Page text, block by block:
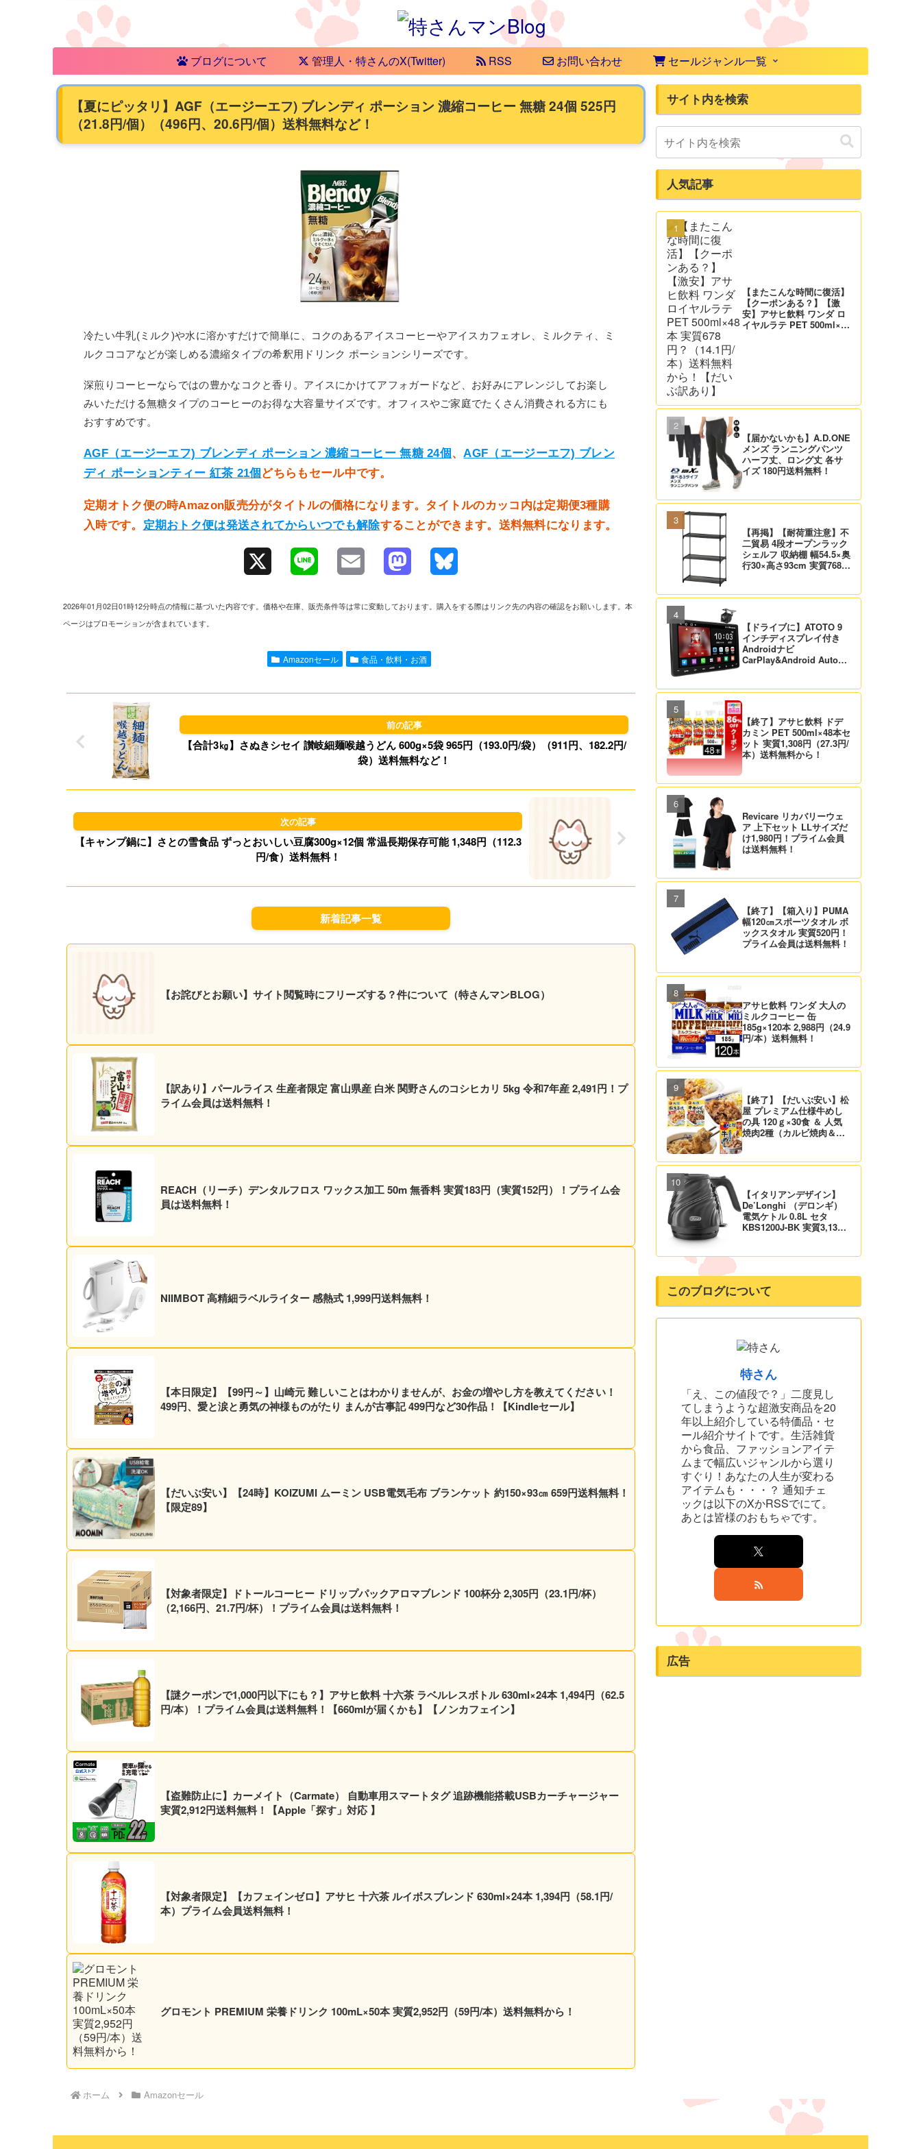
ブログについて 管理人・特さんのX(Twitter) RSS お問い合わせ セールジャンル一覧
【夏にピッタリ】AGF（エージーエフ) ブレンディ ポーション 濃縮コーヒー 無糖 24個 525円
（21.8円/個）（496円、20.6円/個）送料無料など！
冷たい牛乳(ミルク)や水に溶かすだけで簡単に、コクのあるアイスコーヒーやアイスカフェオレ、ミルクティ、ミ
ルクココアなどが楽しめる濃縮タイプの希釈用ドリンク ポーションシリーズです。
深煎りコーヒーならではの豊かなコクと香り。アイスにかけてアフォガードなど、お好みにアレンジしてお楽し
みいただける無糖タイプのコーヒーのお得な大容量サイズです。オフィスやご家庭でたくさん消費される方にも
おすすめです。
AGF（エージーエフ) ブレンディ ポーション 濃縮コーヒー 無糖 24個、 AGF（エージーエフ) ブレン
ディ ポーションティー 紅茶 21個 どちらもセール中です。
定期オトク便の時Amazon販売分がタイトルの価格になります。タイトルのカッコ内は定期便3種購
入時です。 定期おトク便は発送されてからいつでも解除することができます。送料無料になります。
l o
o
n
2026年01月02日01時12分時点の情報に基づいた内容です。価格や在庫、販売条件等は常に変動しております。購入をする際はリンク先の内容の確認をお願いします。本
ページはプロモーションが含まれています。
Amazonセール 食品・飲料・お酒
【合計3㎏】さぬきシセイ 讃岐細麺喉越うどん 600g×5袋 965円（193.0円/袋）（911円、182.2円/
袋）送料無料など！
【キャンプ鍋に】さとの雪食品 ずっとおいしい豆腐300g×12個 常温長期保存可能 1,348円（112.3
円/食）送料無料！
新着記事一覧
【お詫びとお願い】サイト閲覧時にフリーズする？件について（特さんマンBLOG）
【訳あり】パールライス 生産者限定 富山県産 白米 関野さんのコシヒカリ 5kg 令和7年産 2,491円！プ
ライム会員は送料無料！
REACH（リーチ）デンタルフロス ワックス加工 50m 無香料 実質183円（実質152円）！プライム会
員は送料無料！
NIIMBOT 高精細ラベルライター 感熱式 1,999円送料無料！
【本日限定】【99円～】山崎元 難しいことはわかりませんが、お金の増やし方を教えてください！
499円、愛と涙と勇気の神様ものがたり まんが古事記 499円など30作品！【Kindleセール】
【だいぶ安い】【24時】KOIZUMI ムーミン USB電気毛布 ブランケット 約150×93㎝ 659円送料無料！
【限定89】
【対象者限定】ドトールコーヒー ドリップパックアロマブレンド 100杯分 2,305円（23.1円/杯）
（2,166円、21.7円/杯）！プライム会員は送料無料！
【謎クーポンで1,000円以下にも？】アサヒ飲料 十六茶 ラベルレスボトル 630ml×24本 1,494円（62.5
円/本）！プライム会員は送料無料！【660mlが届くかも】【ノンカフェイン】
【盗難防止に】カーメイト（Carmate） 自動車用スマートタグ 追跡機能搭載USBカーチャージャー
実質2,912円送料無料！【Apple「探す」対応 】
【対象者限定】【カフェインゼロ】アサヒ 十六茶 ルイボスブレンド 630ml×24本 1,394円（58.1円/
本）プライム会員送料無料！
グロモント PREMIUM 栄養ドリンク 100mL×50本 実質2,952円（59円/本）送料無料から！
ホーム Amazonセール
サイト内を検索
人気記事
【またこんな時間に復活】
【クーポンある？】【激
安】アサヒ飲料 ワンダ ロ
イヤルラテ PET 500ml×48
【届かないかも】A.D.ONE
メンズ ランニングパンツ
ハーフ丈、ロング丈 各サ
イズ 180円送料無料！
【再掲】【耐荷重注意】不
二貿易 4段オープンラック
シェルフ 収納棚 幅54.5×奥
行30×高さ93cm 実質768
【ドライブに】ATOTO 9
インチディスプレイ付き
Androidナビ
CarPlay&Android Auto対
【終了】アサヒ飲料 ドデ
カミン PET 500ml×48本セ
ット 実質1,308円（27.3円/
本）送料無料から！
Revicare リカバリーウェ
ア 上下セット LLサイズだ
け1,980円！プライム会員
は送料無料！
【終了】【箱入り】PUMA
幅120㎝スポーツタオル ボ
ックスタオル 実質520円！
プライム会員は送料無料！
アサヒ飲料 ワンダ 大人の
ミルクコーヒー 缶
185g×120本 2,988円（24.9
円/本）送料無料！
【終了】【だいぶ安い】松
屋 プレミアム仕様牛めし
の具 120ｇ×30食 ＆ 人気
焼肉2種（カルビ焼肉＆生
料！
【イタリアンデザイン】
De’Longhi （デロンギ）
電気ケトル 0.8L セタ
KBS1200J-BK 実質3,132
このブログについて
特さん
「え、この値段で？」二度見し
てしまうような超激安商品を20
年以上紹介している特価品・セ
ール紹介サイトです。生活雑貨
から食品、ファッションアイテ
ムまで幅広いジャンルから選り
すぐり！あなたの人生が変わる
アイテムも・・・？ 通知チェ
ックは以下のXかRSSでにて。
あとは皆様のおもちゃです。
広告